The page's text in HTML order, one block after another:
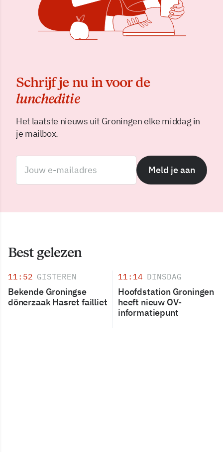
Schrijf je nu in voor de
luncheditie
Het laatste nieuws uit Groningen elke middag in
je mailbox.
Meld je aan
Best gelezen
11:52 GISTEREN
Bekende Groningse
dönerzaak Hasret failliet
11:14 DINSDAG
Hoofdstation Groningen
heeft nieuw OV-
informatiepunt